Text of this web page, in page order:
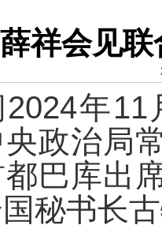
祥会见
年
政治局
巴库出
秘书长